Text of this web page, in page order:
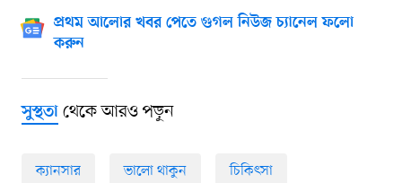
প্রথম আলোর খবর পেতে গুগল নিউজ চ্যানেল ফলো
করুন
সুস্থতাথেকে আরও পড়ুন
ক্যানসার ভালো থাকুন চিকিৎসা